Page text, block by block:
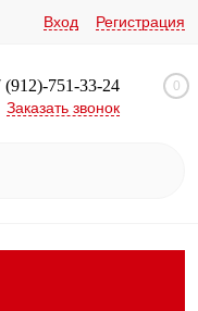
Вход Регистрация
(912)-751-33-24
Заказать звонок
0